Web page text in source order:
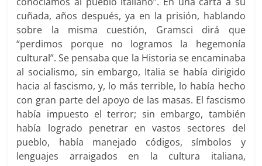
cuñada, años después, ya en la prisión, hablando
sobre la misma cuestión, Gramsci dirá que
“perdimos porque no logramos la hegemonía
cultural”. Se pensaba que la Historia se encaminaba
al socialismo, sin embargo, Italia se había dirigido
hacia al fascismo, y, lo más terrible, lo había hecho
con gran parte del apoyo de las masas. El fascismo
había impuesto el terror; sin embargo, también
había logrado penetrar en vastos sectores del
pueblo, había manejado códigos, símbolos y
lenguajes arraigados en la cultura italiana,